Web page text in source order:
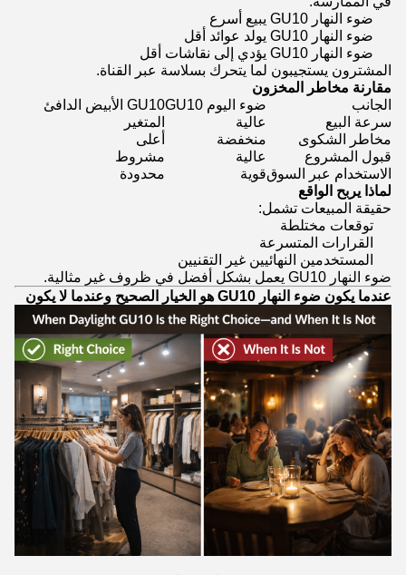
ضوء النهار GU10 يبيع أسرع
ضوء النهار GU10 يولد عوائد أقل
ضوء النهار GU10 يؤدي إلى نقاشات أقل
المشترون يستجيبون لما يتحرك بسلاسة عبر القناة.
مقارنة مخاطر المخزون
الجانب
ضوء اليوم GU10
GU10 الأبيض الدافئ
سرعة البيع
عالية
المتغير
مخاطر الشكوى
منخفضة
أعلى
قبول المشروع
عالية
مشروط
الاستخدام عبر السوققوية
محدودة
لماذا يربح الواقع
حقيقة المبيعات تشمل:
توقعات مختلطة
القرارات المتسرعة
المستخدمين النهائيين غير التقنيين
ضوء النهار GU10 يعمل بشكل أفضل في ظروف غير مثالية.
عندما يكون ضوء النهار GU10 هو الخيار الصحيح وعندما لا يكون